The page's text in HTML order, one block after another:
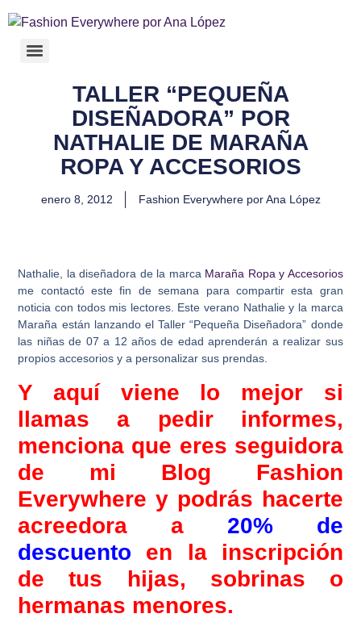
TALLER “PEQUEÑA
DISEÑADORA” POR
NATHALIE DE MARAÑA
ROPA Y ACCESORIOS
enero 8, 2012 Fashion Everywhere por Ana López
Nathalie, la diseñadora de la marca Maraña Ropa y Accesorios
me contactó este fin de semana para compartir esta gran
noticia con todos mis lectores. Este verano Nathalie y la marca
Maraña están lanzando el Taller “Pequeña Diseñadora” donde
las niñas de 07 a 12 años de edad aprenderán a realizar sus
propios accesorios y a personalizar sus prendas.
Y aquí viene lo mejor si
llamas a pedir informes,
menciona que eres seguidora
de mi Blog Fashion
Everywhere y podrás hacerte
acreedora a 20% de
descuento en la inscripción
de tus hijas, sobrinas o
hermanas menores.